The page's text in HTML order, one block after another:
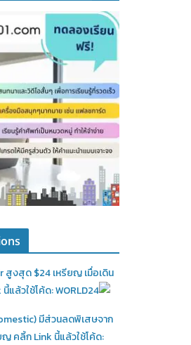
สูงสุด $24 เหรียญ เมื่อเดิน
แล้วใช้โค้ด: WORLD24
มีส่วนลดพิเสษจาก
คลิ้ก Link นี้แล้วใช้โค้ด: